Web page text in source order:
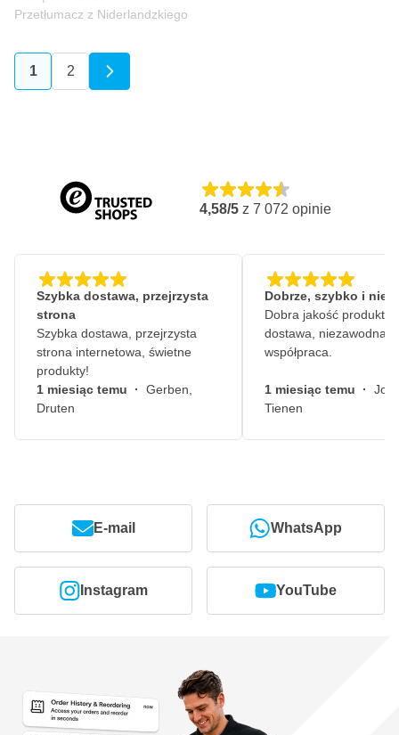
Wyposażona w arkusz ochronny z motywem szachownicy,
aby jeszcze bardziej ułatwić cięcie
Odpycha wilgoć i przeciągi
Izolacja akustyczna
Rozciągliwość: 25 N/cm
Wydłużenie przy zerwaniu: 15%
Odporność na ciepło: 60°C.
Przetłumacz z Niderlandzkiego
Aktualnie czytasz stronę
1 Strona
2
4,58/5 z 7 072 opinie
Szybka dostawa, przejrzysta
strona
Szybka dostawa, przejrzysta
strona internetowa, świetne
produkty!
1 miesiąc temu · Gerben,
Druten
Dobrze, szybko i
Dobra jakość
dostawa, niezawodna
współpraca.
1 miesiąc temu ·
Tienen
E-mail WhatsApp
Instagram YouTube